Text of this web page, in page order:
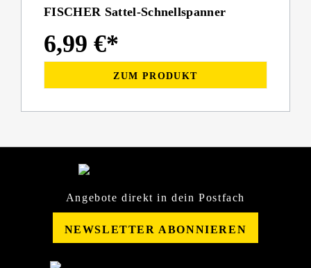
FISCHER Sattel-Schnellspanner
6,99 €*
ZUM PRODUKT
Angebote direkt in dein Postfach
NEWSLETTER ABONNIEREN